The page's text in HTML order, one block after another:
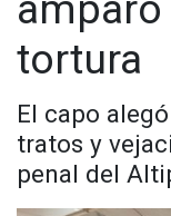
tortura
El capo
tratos y
penal del